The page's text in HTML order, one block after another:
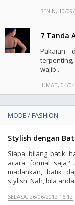
SENIN, 10/
7 Tanda
Pakaian
wajib ..
JUMAT, 04/
MODE / FASHION
Stylish dengan
Siapa bilang batik
acara formal saja?
madankan, batik
stylish. Nah, bila
SELASA, 26/06/2012 16:12